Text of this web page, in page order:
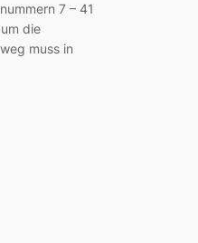
7 – 41
die
muss in